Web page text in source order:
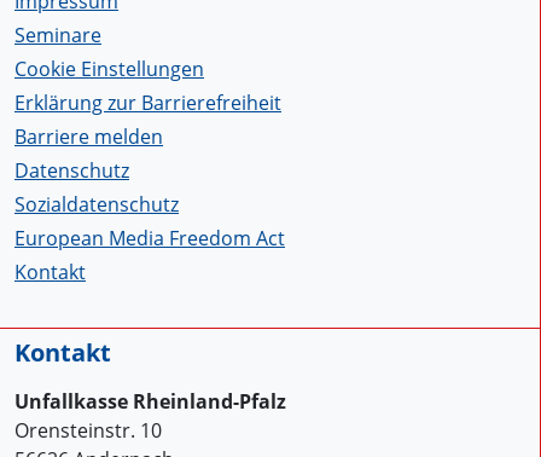
Seminare
Cookie Einstellungen
Erklärung zur Barrierefreiheit
Barriere melden
Datenschutz
Sozialdatenschutz
European Media Freedom Act
Kontakt
Kontakt
Unfallkasse Rheinland-Pfalz
Orensteinstr. 10